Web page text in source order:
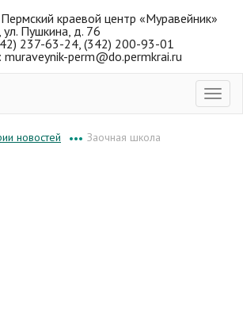
краевой центр «Муравейник»
Пушкина, д. 76
237-63-24, (342) 200-93-01
muraveynik-perm@do.permkrai.ru
новостей ••• Заочная школа